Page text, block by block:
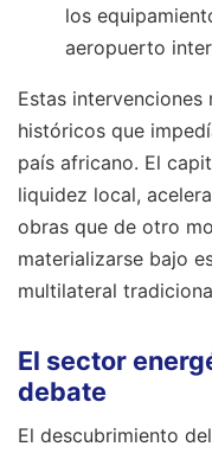
los
aeropuerto
Estas
históricos que
país africano. El
liquidez local,
obras que de otro
materializarse bajo
multilateral
El sector
debate
El descubrimiento